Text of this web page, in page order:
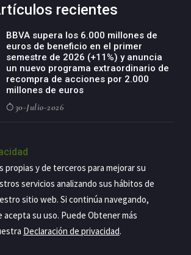
recientes
BBVA supera los 6.000 millones de
euros de beneficio en el primer
semestre de 2026 (+11%) y anuncia
un nuevo programa extraordinario de
recompra de acciones por 2.000
millones de euros
30-Julio-2026
negocio agro con un modelo global
de especialización presente en siete
países
29-Julio-2026
propias y de terceros para mejorar su
servicios analizando sus hábitos de
sitio web. Si continúa navegando,
acepta su uso. Puede Obtener más
Declaración de privacidad.